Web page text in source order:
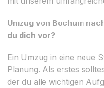
Umzug von Bochum
du dich vor?
Ein Umzug in eine neue
Planung. Als erstes
der du alle wichtigen